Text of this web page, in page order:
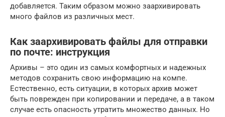
добавляется. Таким образом можно заархивировать
много файлов из различных мест.
Как заархивировать файлы для отправки
по почте: инструкция
Архивы – это один из самых комфортных и надежных
методов сохранить свою информацию на компе.
Естественно, есть ситуации, в которых архив может
быть поврежден при копировании и передаче, а в таком
случае есть опасность утратить множество данных. Но